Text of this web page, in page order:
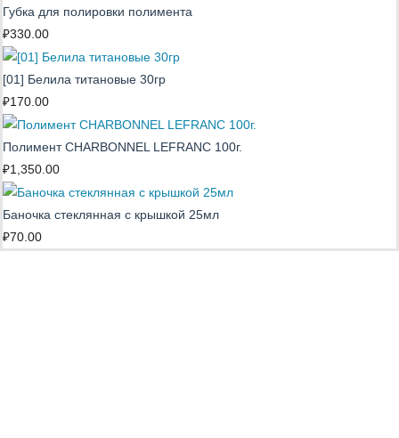
Губка для полировки полимента
₽330.00
[01] Белила титановые 30гр
₽170.00
Полимент CHARBONNEL LEFRANC 100г.
₽1,350.00
Баночка стеклянная с крышкой 25мл
₽70.00